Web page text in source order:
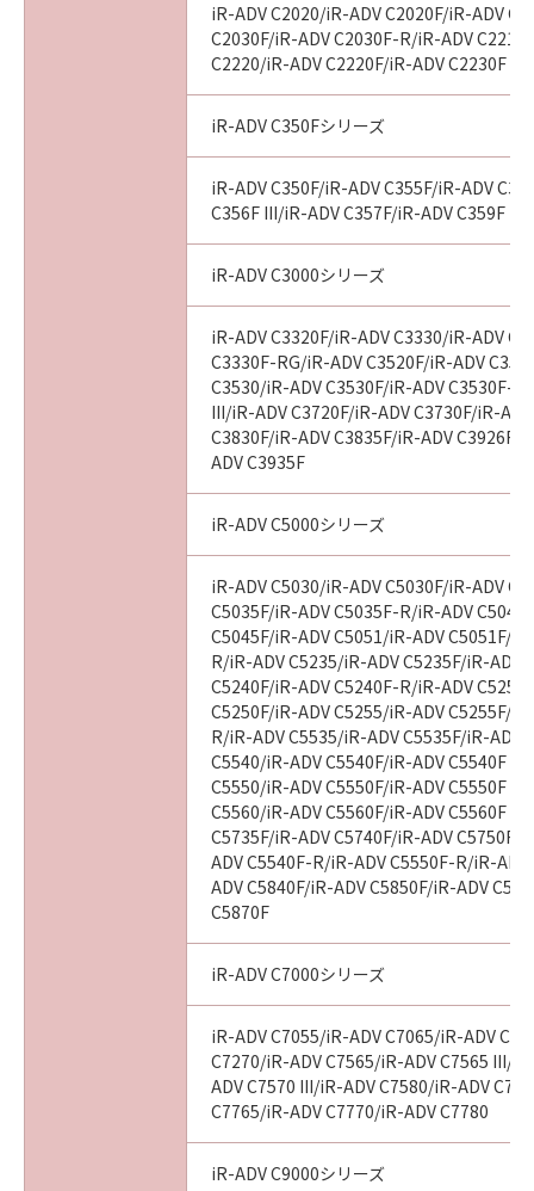
iR-ADV C2020/iR-ADV C2020F/iR-ADV
C2030F/iR-ADV C2030F-R/iR-ADV
C2220/iR-ADV C2220F/iR-ADV C2230F
iR-ADV C350Fシリーズ
iR-ADV C350F/iR-ADV C355F/iR-ADV
C356F III/iR-ADV C357F/iR-ADV C359F
iR-ADV C3000シリーズ
iR-ADV C3320F/iR-ADV C3330/iR-ADV
C3330F-RG/iR-ADV C3520F/iR-ADV
C3530/iR-ADV C3530F/iR-ADV C3530F-
III/iR-ADV C3720F/iR-ADV C3730F/iR-
C3830F/iR-ADV C3835F/iR-ADV C3926F/
ADV C3935F
iR-ADV C5000シリーズ
iR-ADV C5030/iR-ADV C5030F/iR-ADV
C5035F/iR-ADV C5035F-R/iR-ADV
C5045F/iR-ADV C5051/iR-ADV C5051F/
R/iR-ADV C5235/iR-ADV C5235F/iR-ADV
C5240F/iR-ADV C5240F-R/iR-ADV
C5250F/iR-ADV C5255/iR-ADV C5255F/
R/iR-ADV C5535/iR-ADV C5535F/iR-ADV
C5540/iR-ADV C5540F/iR-ADV C5540F
C5550/iR-ADV C5550F/iR-ADV C5550F
C5560/iR-ADV C5560F/iR-ADV C5560F
C5735F/iR-ADV C5740F/iR-ADV C5750F/
ADV C5540F-R/iR-ADV C5550F-R/iR-
ADV C5840F/iR-ADV C5850F/iR-ADV
C5870F
iR-ADV C7000シリーズ
iR-ADV C7055/iR-ADV C7065/iR-ADV
C7270/iR-ADV C7565/iR-ADV C7565 III/
ADV C7570 III/iR-ADV C7580/iR-ADV
C7765/iR-ADV C7770/iR-ADV C7780
iR-ADV C9000シリーズ